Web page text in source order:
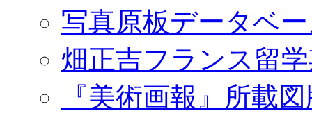
写真原板データベ
畑正吉フランス留
『美術画報』所載